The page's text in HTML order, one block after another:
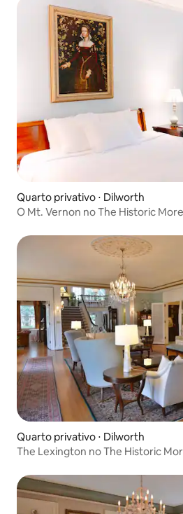
Quarto privativo ⋅ Dilworth
O Mt. Vernon no The Historic
Quarto privativo ⋅ Dilworth
The Lexington no The Historic